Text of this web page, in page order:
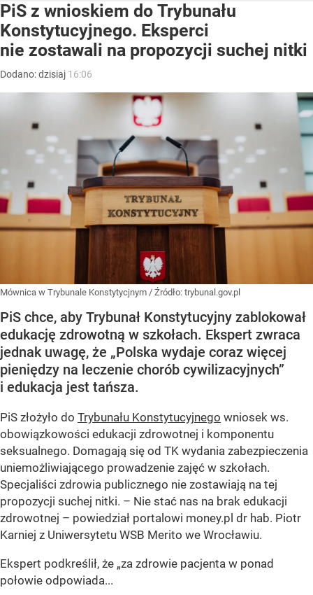
PiS z wnioskiem do Trybunału
Konstytucyjnego. Eksperci
nie zostawali na propozycji suchej nitki
Dodano:dzisiaj 16:06
Mównica w Trybunale Konstytycjnym / Źródło: trybunal.gov.pl
PiS chce, aby Trybunał Konstytucyjny zablokował
edukację zdrowotną w szkołach. Ekspert zwraca
jednak uwagę, że „Polska wydaje coraz więcej
pieniędzy na leczenie chorób cywilizacyjnych”
i edukacja jest tańsza.
PiS złożyło do Trybunału Konstytucyjnego wniosek ws.
obowiązkowości edukacji zdrowotnej i komponentu
seksualnego. Domagają się od TK wydania zabezpieczenia
uniemożliwiającego prowadzenie zajęć w szkołach.
Specjaliści zdrowia publicznego nie zostawiają na tej
propozycji suchej nitki. – Nie stać nas na brak edukacji
zdrowotnej – powiedział portalowi money.pl dr hab. Piotr
Karniej z Uniwersytetu WSB Merito we Wrocławiu.
Ekspert podkreślił, że „za zdrowie pacjenta w ponad
połowie odpowiada...